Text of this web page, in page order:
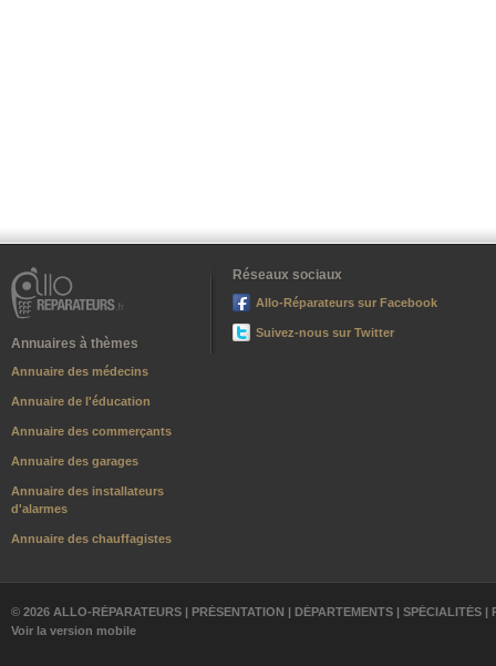
Annuaires à thèmes
Annuaire des médecins
Annuaire de l'éducation
Annuaire des commerçants
Annuaire des garages
Annuaire des installateurs
d'alarmes
Annuaire des chauffagistes
Réseaux sociaux
Allo-Réparateurs sur Facebook
Suivez-nous sur Twitter
© 2026 ALLO-RÉPARATEURS | PRÉSENTATION | DÉPARTEMENTS | SPÉCIALITÉS |
Voir la version mobile